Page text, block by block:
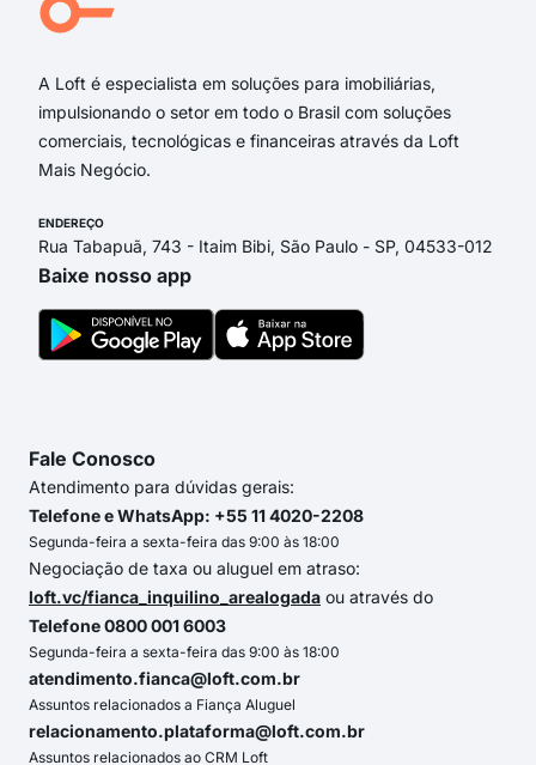
A Loft é especialista em soluções para imobiliárias,
impulsionando o setor em todo o Brasil com soluções
comerciais, tecnológicas e financeiras através da Loft
Mais Negócio.
ENDEREÇO
Rua Tabapuã, 743 - Itaim Bibi, São Paulo - SP, 04533-012
Baixe nosso app
Fale Conosco
Atendimento para dúvidas gerais:
Telefone e WhatsApp: +55 11 4020-2208
Segunda-feira a sexta-feira das 9:00 às 18:00
Negociação de taxa ou aluguel em atraso:
loft.vc/fianca_inquilino_arealogada ou através do
Telefone 0800 001 6003
Segunda-feira a sexta-feira das 9:00 às 18:00
atendimento.fianca@loft.com.br
Assuntos relacionados a Fiança Aluguel
relacionamento.plataforma@loft.com.br
Assuntos relacionados ao CRM Loft